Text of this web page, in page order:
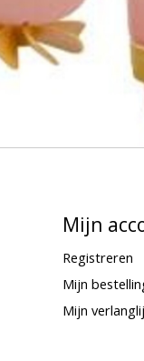
Mijn
Registreren
Mijn
Mijn